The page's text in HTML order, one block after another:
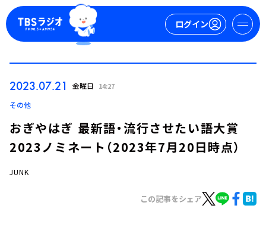
ログイン
2023.07.21 金曜日 14:27
その他
おぎやはぎ 最新語・流行させたい語大賞
2023ノミネート（2023年7月20日時点）
JUNK
この記事をシェア